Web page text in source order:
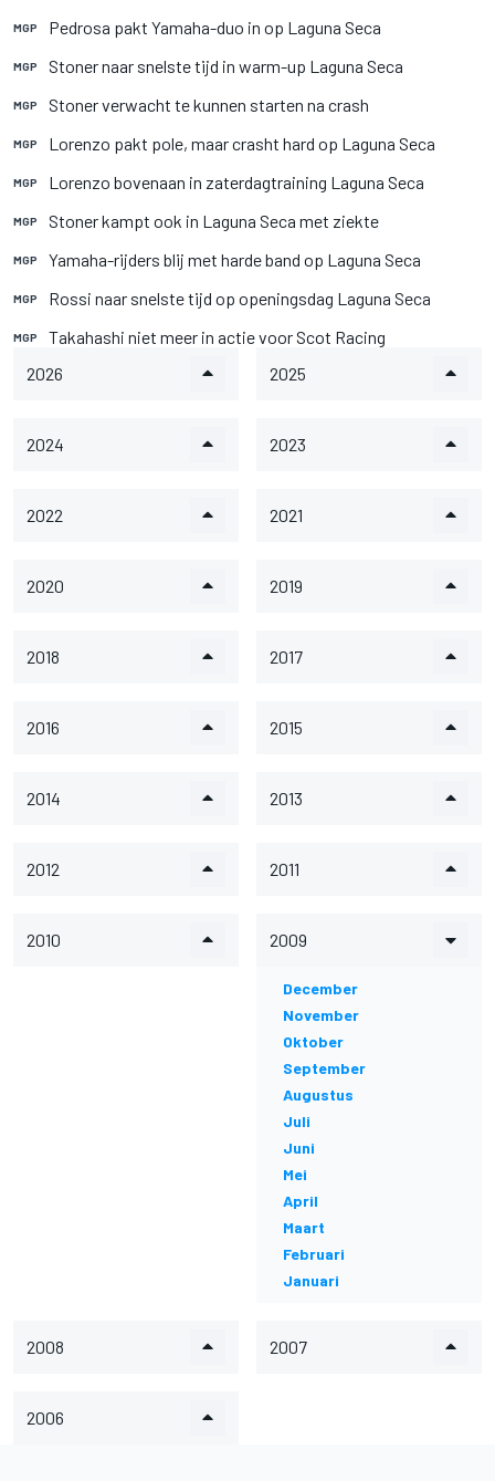
MGP Pedrosa pakt Yamaha-duo in op Laguna Seca
MGP Stoner naar snelste tijd in warm-up Laguna Seca
MGP Stoner verwacht te kunnen starten na crash
MGP Lorenzo pakt pole, maar crasht hard op Laguna Seca
MGP Lorenzo bovenaan in zaterdagtraining Laguna Seca
MGP Stoner kampt ook in Laguna Seca met ziekte
MGP Yamaha-rijders blij met harde band op Laguna Seca
MGP Rossi naar snelste tijd op openingsdag Laguna Seca
MGP
Takahashi niet meer in actie voor Scot Racing
2026
2025
2024 2023
2022 2021
2020 2019
2018 2017
2016 2015
2014 2013
2012 2011
2010 2009
December
November
Oktober
September
Augustus
Juli
Juni
Mei
April
Maart
Februari
Januari
2008 2007
2006